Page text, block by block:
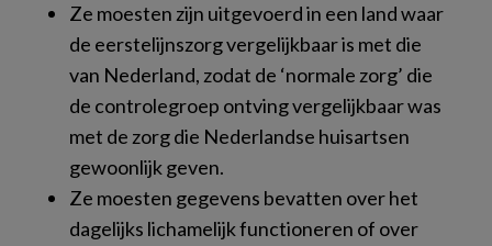
Ze moesten zijn uitgevoerd in een land waar
de eerstelijnszorg vergelijkbaar is met die
van Nederland, zodat de ‘normale zorg’ die
de controlegroep ontving vergelijkbaar was
met de zorg die Nederlandse huisartsen
gewoonlijk geven.
Ze moesten gegevens bevatten over het
dagelijks lichamelijk functioneren of over